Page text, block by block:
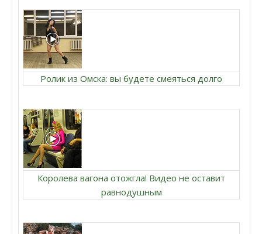
Ролик из Омска: вы будете смеяться долго
Королева вагона отожгла! Видео не оставит
равнодушным